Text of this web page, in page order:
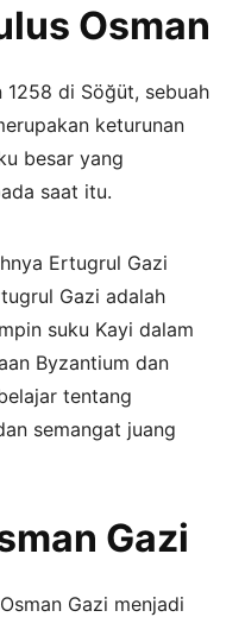
Osman
1258 di Söğüt, sebuah
keturunan
besar yang
saat itu.
Ertugrul Gazi
Gazi adalah
suku Kayi dalam
Byzantium dan
tentang
semangat juang
Gazi
Gazi menjadi